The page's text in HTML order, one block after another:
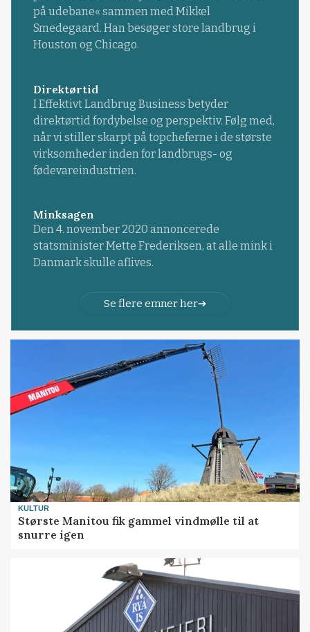
på udebane« sammen med Mikkel
Smedegaard. Han besøger store landbrug i
Houston og Chicago.
Direktørtid
I Effektivt Landbrug Business betyder
direktørtid fordybelse og perspektiv. Følg med,
når vi stiller skarpt på topcheferne i de største
virksomheder inden for landbrugs- og
fødevareindustrien.
Minksagen
Den 4. november 2020 annoncerede
statsminister Mette Frederiksen, at alle mink i
Danmark skulle aflives.
Se flere emner her
KULTUR
Største Manitou fik gammel vindmølle til at
snurre igen